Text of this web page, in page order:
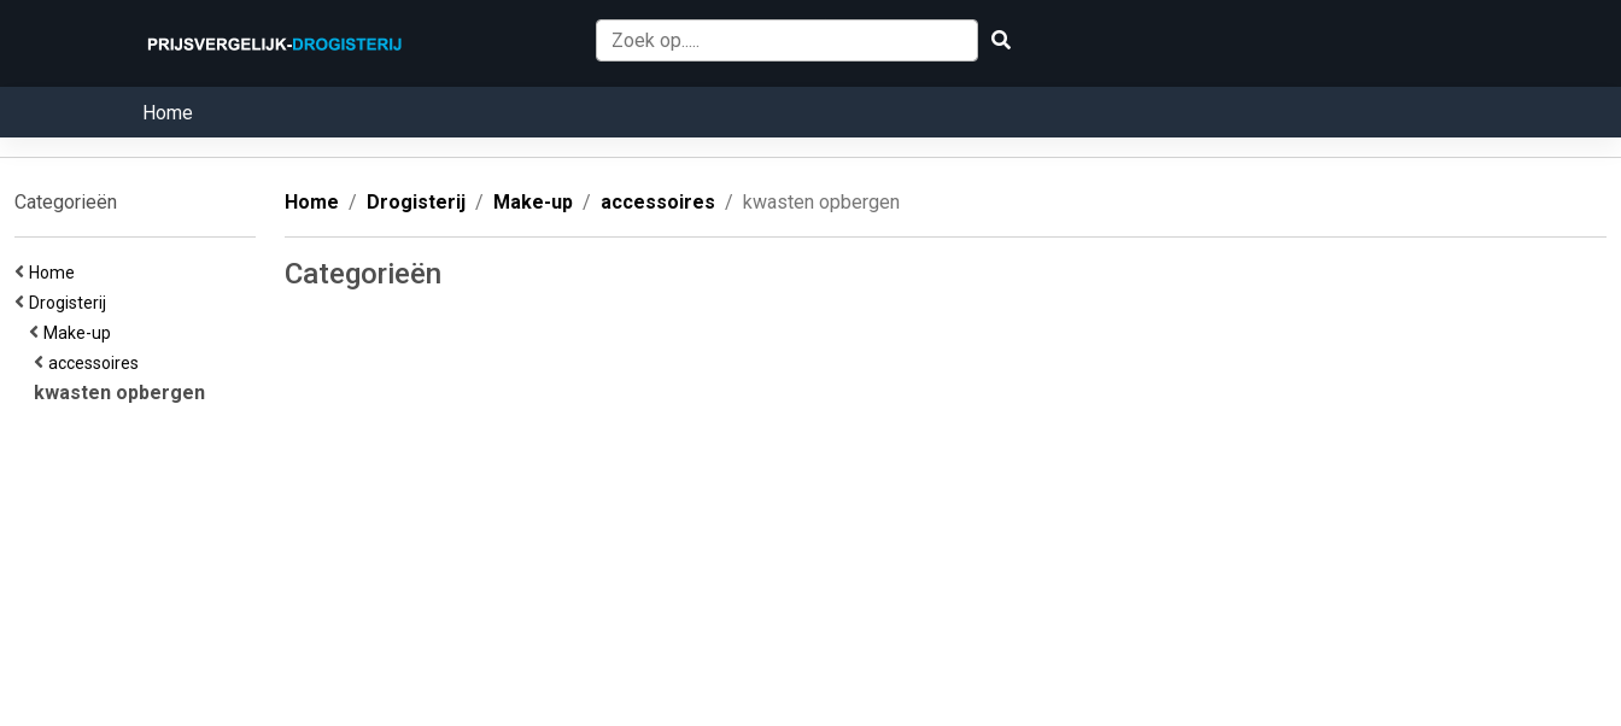
Home
Categorieën
Home
Drogisterij
Make-up
accessoires
kwasten opbergen
Home Drogisterij Make-up accessoires kwasten opbergen
Categorieën